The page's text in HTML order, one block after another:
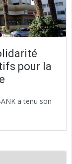
pour la
a tenu son